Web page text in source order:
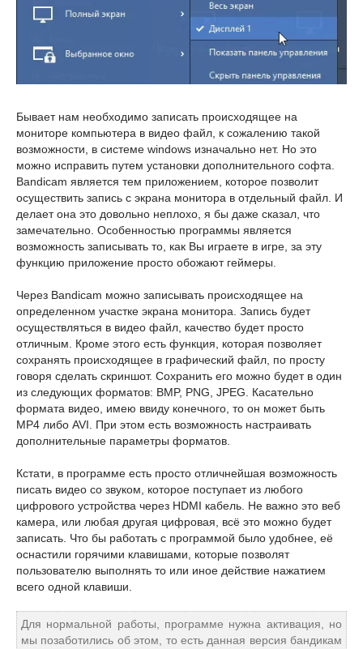
Бывает нам необходимо записать происходящее на
мониторе компьютера в видео файл, к сожалению такой
возможности, в системе windows изначально нет. Но это
можно исправить путем установки дополнительного софта.
Bandicam является тем приложением, которое позволит
осуществить запись с экрана монитора в отдельный файл. И
делает она это довольно неплохо, я бы даже сказал, что
замечательно. Особенностью программы является
возможность записывать то, как Вы играете в игре, за эту
функцию приложение просто обожают геймеры.
Через Bandicam можно записывать происходящее на
определенном участке экрана монитора. Запись будет
осуществляться в видео файл, качество будет просто
отличным. Кроме этого есть функция, которая позволяет
сохранять происходящее в графический файл, по просту
говоря сделать скриншот. Сохранить его можно будет в один
из следующих форматов: BMP, PNG, JPEG. Касательно
формата видео, имею ввиду конечного, то он может быть
MP4 либо AVI. При этом есть возможность настраивать
дополнительные параметры форматов.
Кстати, в программе есть просто отличнейшая возможность
писать видео со звуком, которое поступает из любого
цифрового устройства через HDMI кабель. Не важно это веб
камера, или любая другая цифровая, всё это можно будет
записать. Что бы работать с программой было удобнее, её
оснастили горячими клавишами, которые позволят
пользователю выполнять то или иное действие нажатием
всего одной клавиши.
Для нормальной работы, программе нужна активация, но
мы позаботились об этом, то есть данная версия бандикам